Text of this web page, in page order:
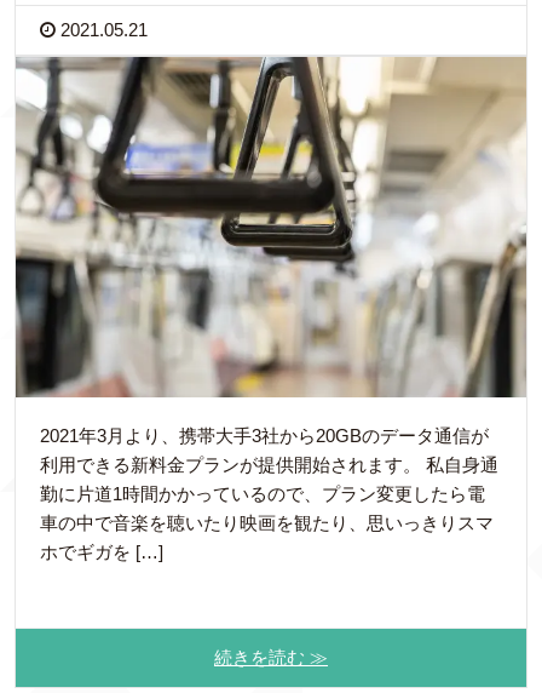
2021.05.21
2021年3月より、携帯大手3社から20GBのデータ通信が
利用できる新料金プランが提供開始されます。 私自身通
勤に片道1時間かかっているので、プラン変更したら電
車の中で音楽を聴いたり映画を観たり、思いっきりスマ
ホでギガを […]
続きを読む ≫